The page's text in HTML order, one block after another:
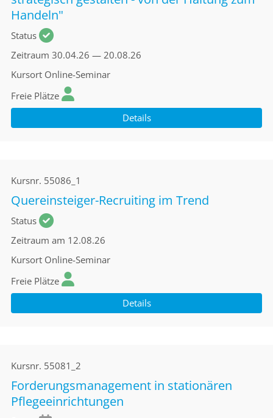
Handeln"
Status
Zeitraum 30.04.26 — 20.08.26
Kursort Online-Seminar
Freie Plätze
Details
Kursnr. 55086_1
Quereinsteiger-Recruiting im Trend
Status
Zeitraum am 12.08.26
Kursort Online-Seminar
Freie Plätze
Details
Kursnr. 55081_2
Forderungsmanagement in stationären
Pflegeeinrichtungen